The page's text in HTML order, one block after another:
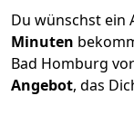
Du wünschst ein
Minuten
Bad Homburg
Angebot, das